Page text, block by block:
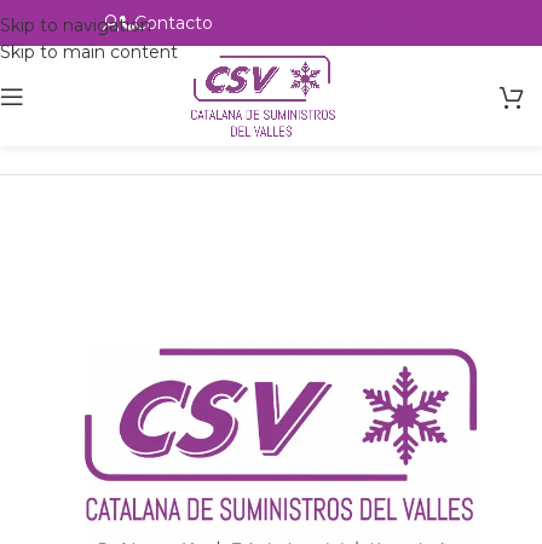
Skip to navigation
Skip to main content
Contacto
Intercambio